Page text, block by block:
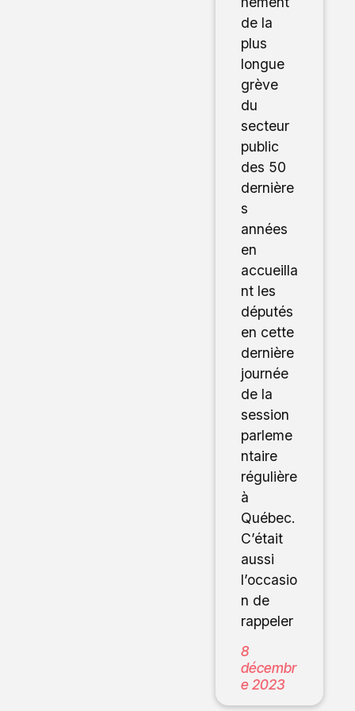
de la
plus
longue
grève
du
secteur
public
des 50
dernière
s
années
en
accueilla
nt les
députés
en cette
dernière
journée
de la
session
parleme
ntaire
régulière
à
Québec.
C’était
aussi
l’occasio
n de
rappeler
8
décembr
e 2023